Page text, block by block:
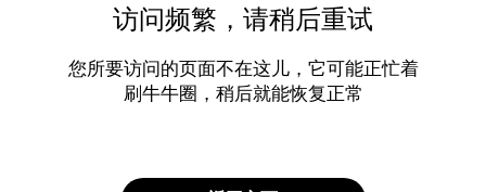
访问频繁，请稍后重试
您所要访问的页面不在这儿，它可能正忙着
刷牛牛圈，稍后就能恢复正常